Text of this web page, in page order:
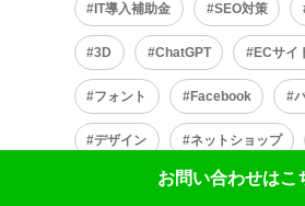
お問い合わせはこ
IT導入補助金 SEO対策
3D ChatGPT ECサイ
フォント Facebook
デザイン ネットショップ
社内イベント